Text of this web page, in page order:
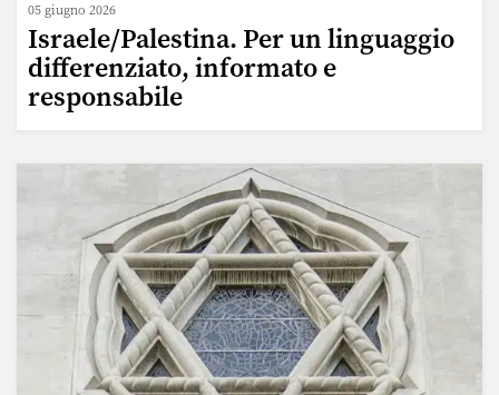
05 giugno 2026
Israele/Palestina. Per un linguaggio
differenziato, informato e
responsabile